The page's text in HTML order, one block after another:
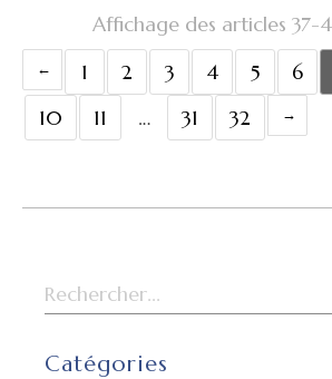
Affichage des articles 37-
1
2 3 4 5 6
10
11 … 31 32
Rechercher
Catégories